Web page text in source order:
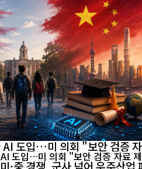
AI 도입…미 의회 "보안 검증